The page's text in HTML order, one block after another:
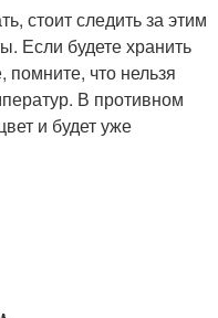
стоит следить за этим
Если будете хранить
помните, что нельзя
В противном
и будет уже